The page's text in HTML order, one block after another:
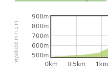
wysokość m n.p.m.
0km 0.5km 1km
500m
600m
700m
800m
900m